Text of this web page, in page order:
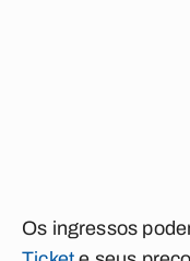
Os ingressos